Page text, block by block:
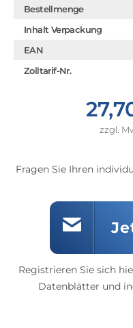
Bestellmenge
Inhalt Verpackung
EAN
Zolltarif-Nr.
zzgl.
Fragen Sie Ihren
Registrieren Sie sich
Datenblätter und